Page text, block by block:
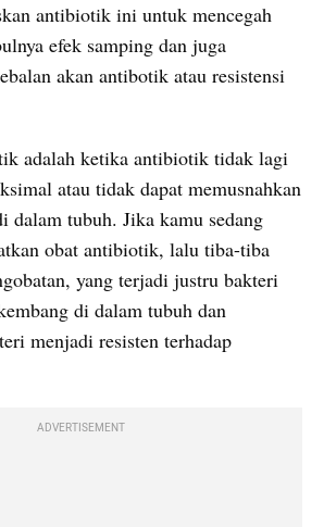
antibiotik ini untuk mencegah
efek samping dan juga
akan antibotik atau resistensi
adalah ketika antibiotik tidak lagi
atau tidak dapat memusnahkan
dalam tubuh. Jika kamu sedang
obat antibiotik, lalu tiba-tiba
yang terjadi justru bakteri
di dalam tubuh dan
menjadi resisten terhadap
ADVERTISEMENT